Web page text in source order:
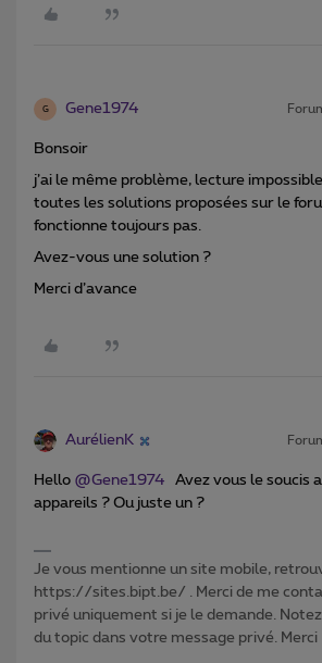
G Gene1974
Bonsoir
j’ai le même problème, lecture
toutes les solutions proposées sur le
fonctionne toujours pas.
Avez-vous une solution ?
Merci d’avance
AurélienK
Hello @Gene1974 Avez vous le soucis
appareils ? Ou juste un ?
Je vous mentionne un site mobile,
https://sites.bipt.be/ . Merci de me
privé uniquement si je le demande.
du topic dans votre message privé. Merci